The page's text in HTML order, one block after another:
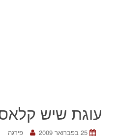
עוגת שיש
25 בפברואר 2009 פירגה